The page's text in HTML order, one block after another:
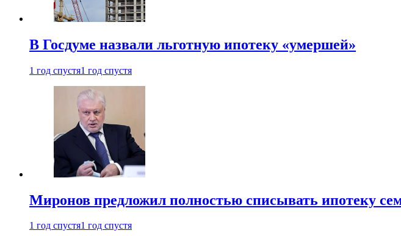
В Госдуме назвали льготную ипотеку «умершей»
1 год спустя1 год спустя
Миронов предложил полностью списывать ипотеку
1 год спустя1 год спустя